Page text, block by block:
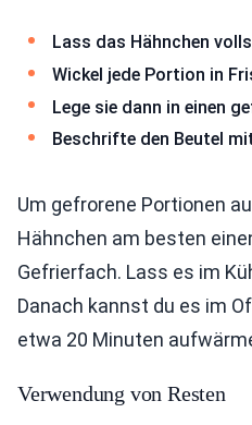
Lass das Hähnchen
Wickel jede Portion in
Lege sie dann in einen
Beschrifte den Beutel
Um gefrorene Portionen
Hähnchen am besten
Gefrierfach. Lass es im
Danach kannst du es im
etwa 20 Minuten
Verwendung von Resten